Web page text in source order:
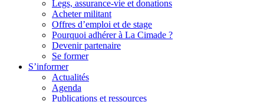
Legs, assurance-vie et donations
Acheter militant
Offres d’emploi et de stage
Pourquoi adhérer à La Cimade ?
Devenir partenaire
Se former
S’informer
Actualités
Agenda
Publications et ressources